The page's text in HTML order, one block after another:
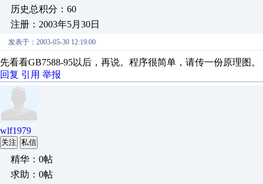
历史总积分：60
注册：2003年5月30日
发表于：2003-05-30 12:19:00
先看看GB7588-95以后，再说。程序很简单，请传一份原理图。
回复 引用 举报
wlf1979
关注 私信
精华：0帖
求助：0帖